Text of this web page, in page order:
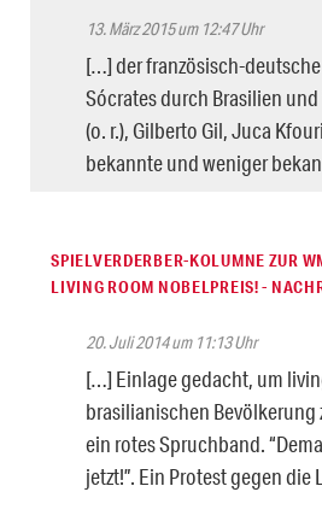
13. März 2015 um 12:47 Uhr
[…] der französisch-
Sócrates durch Brasilien
(o. r.), Gilberto Gil, Juca
bekannte und weniger
SPIELVERDERBER-KOLUMNE ZUR
LIVING ROOM NOBELPREIS! -
20. Juli 2014 um 11:13 Uhr
[…] Einlage gedacht, um
brasilianischen
ein rotes Spruchband.
jetzt!”. Ein Protest gegen